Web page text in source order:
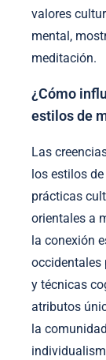
valores
mental,
meditación.
¿Cómo
estilos de
Las
los estilos
prácticas
orientales a
la conexión
occidentales
y técnicas
atributos
la